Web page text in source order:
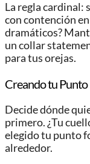
La regla cardinal:
con contención
dramáticos?
un collar
para tus orejas.
Creando tu Punto
Decide dónde
primero. ¿Tu
elegido tu punto
alrededor.